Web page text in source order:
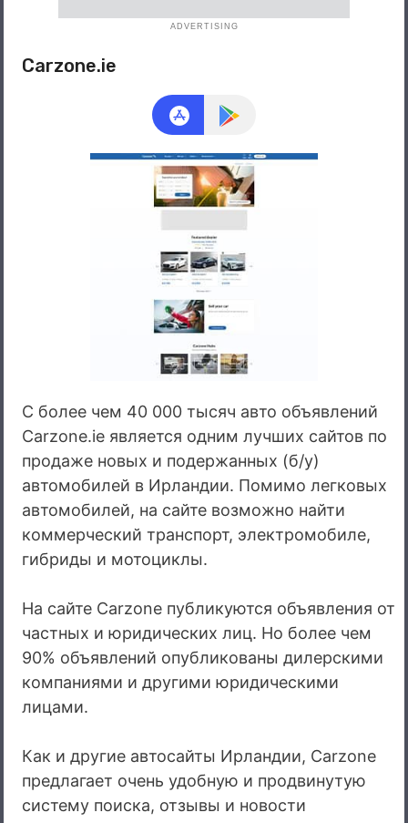
ADVERTISING
Carzone.ie
С более чем 40 000 тысяч авто объявлений
Carzone.ie является одним лучших сайтов по
продаже новых и подержанных (б/у)
автомобилей в Ирландии. Помимо легковых
автомобилей, на сайте возможно найти
коммерческий транспорт, электромобиле,
гибриды и мотоциклы.
На сайте Carzone публикуются объявления от
частных и юридических лиц. Но более чем
90% объявлений опубликованы дилерскими
компаниями и другими юридическими
лицами.
Как и другие автосайты Ирландии, Carzone
предлагает очень удобную и продвинутую
систему поиска, отзывы и новости